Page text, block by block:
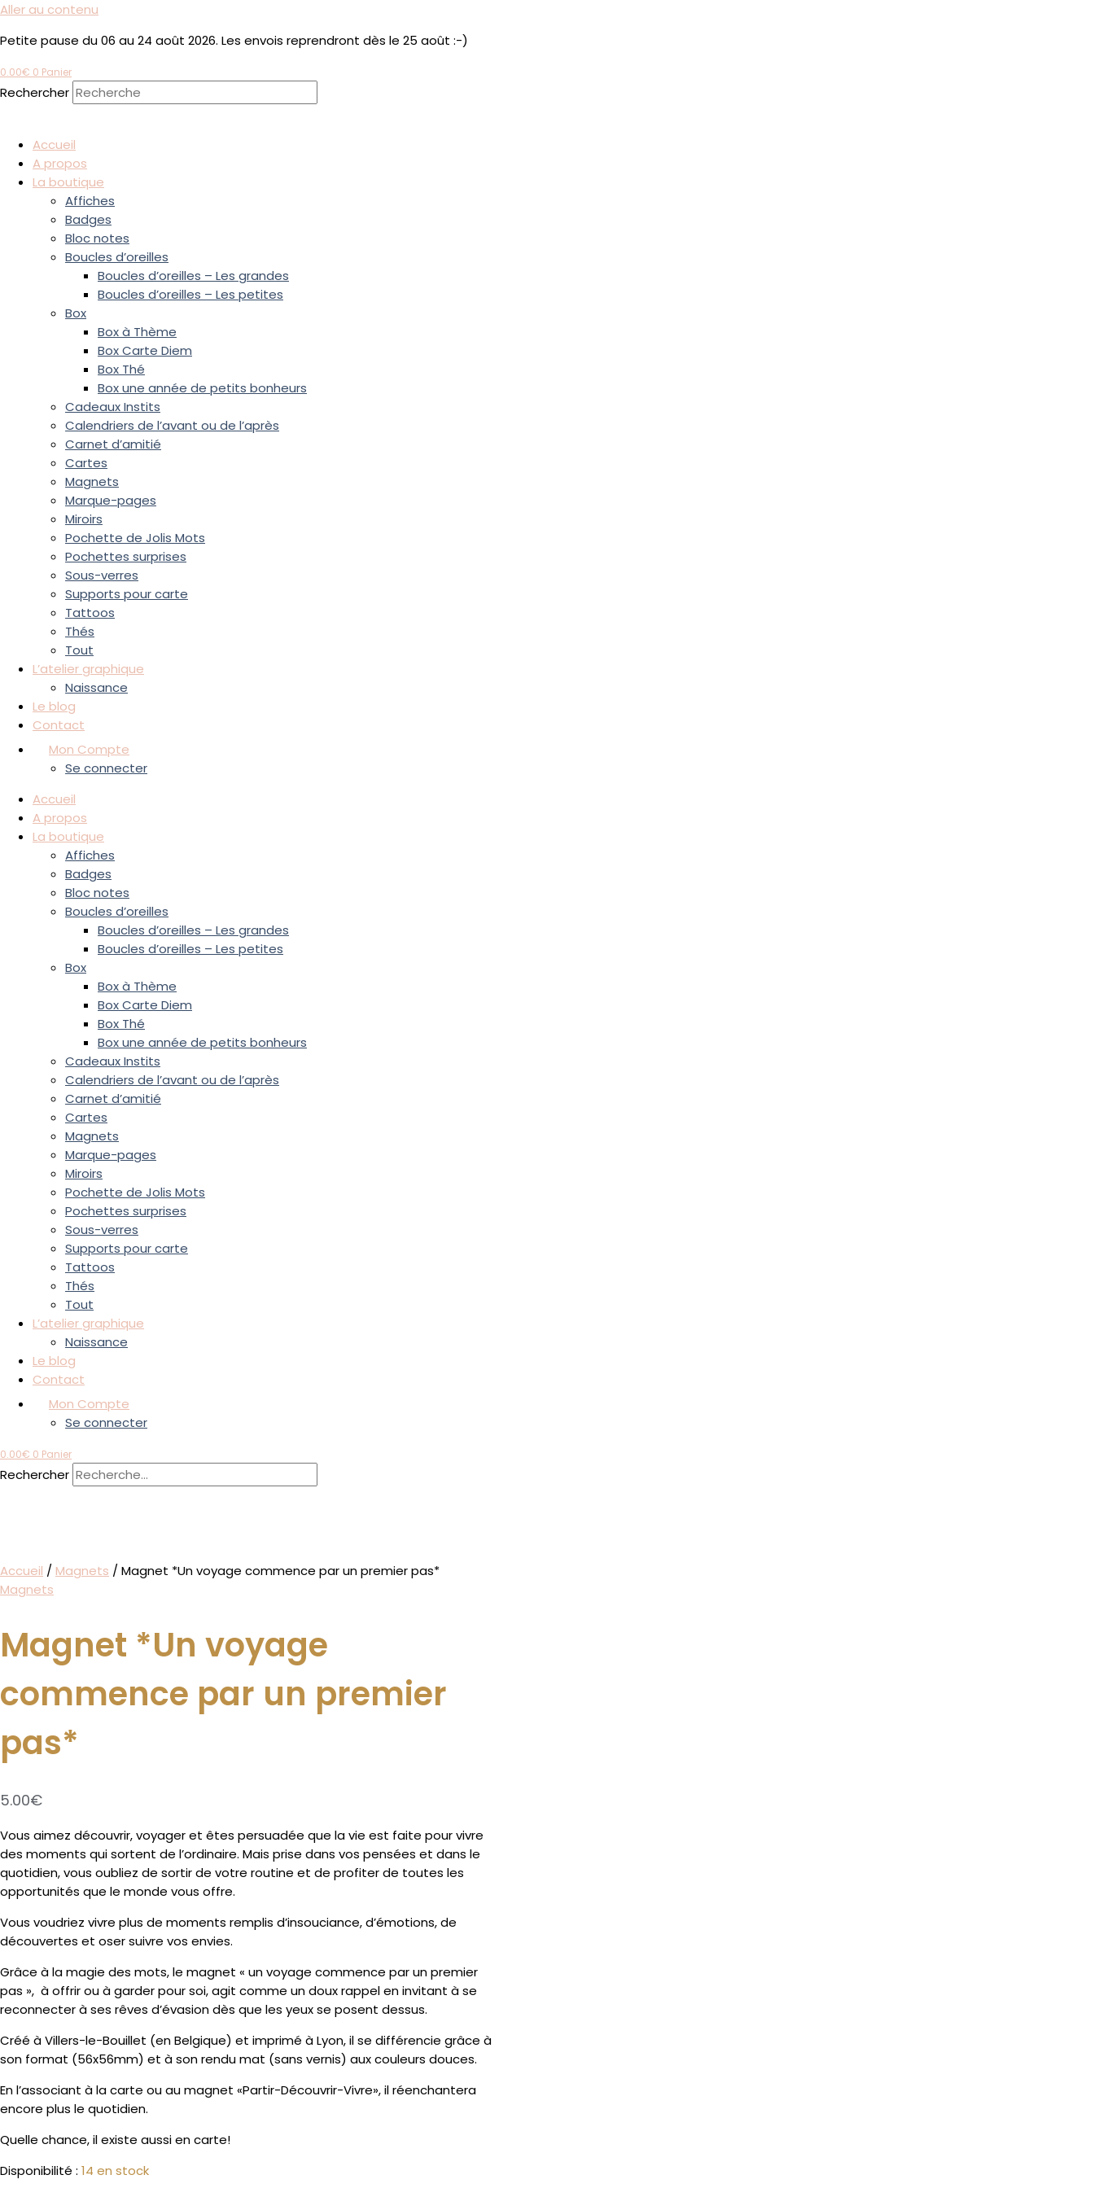
Aller au contenu
Petite pause du 06 au 24 août 2026. Les envois reprendront dès le 25 août :-)
0.00€ 0 Panier
Rechercher
Accueil
A propos
La boutique
Affiches
Badges
Bloc notes
Boucles d’oreilles
Boucles d’oreilles – Les grandes
Boucles d’oreilles – Les petites
Box
Box à Thème
Box Carte Diem
Box Thé
Box une année de petits bonheurs
Cadeaux Instits
Calendriers de l’avant ou de l’après
Carnet d’amitié
Cartes
Magnets
Marque-pages
Miroirs
Pochette de Jolis Mots
Pochettes surprises
Sous-verres
Supports pour carte
Tattoos
Thés
Tout
L’atelier graphique
Naissance
Le blog
Contact
Mon Compte
Se connecter
Accueil
A propos
La boutique
Affiches
Badges
Bloc notes
Boucles d’oreilles
Boucles d’oreilles – Les grandes
Boucles d’oreilles – Les petites
Box
Box à Thème
Box Carte Diem
Box Thé
Box une année de petits bonheurs
Cadeaux Instits
Calendriers de l’avant ou de l’après
Carnet d’amitié
Cartes
Magnets
Marque-pages
Miroirs
Pochette de Jolis Mots
Pochettes surprises
Sous-verres
Supports pour carte
Tattoos
Thés
Tout
L’atelier graphique
Naissance
Le blog
Contact
Mon Compte
Se connecter
0.00€ 0 Panier
Rechercher
Accueil / Magnets / Magnet *Un voyage commence par un premier pas*
Magnets
Magnet *Un voyage
commence par un premier
pas*
5.00€
Vous aimez découvrir, voyager et êtes persuadée que la vie est faite pour vivre
des moments qui sortent de l’ordinaire. Mais prise dans vos pensées et dans le
quotidien, vous oubliez de sortir de votre routine et de profiter de toutes les
opportunités que le monde vous offre.
Vous voudriez vivre plus de moments remplis d’insouciance, d’émotions, de
découvertes et oser suivre vos envies.
Grâce à la magie des mots, le magnet « un voyage commence par un premier
pas », à offrir ou à garder pour soi, agit comme un doux rappel en invitant à se
reconnecter à ses rêves d’évasion dès que les yeux se posent dessus.
Créé à Villers-le-Bouillet (en Belgique) et imprimé à Lyon, il se différencie grâce à
son format (56x56mm) et à son rendu mat (sans vernis) aux couleurs douces.
En l’associant à la carte ou au magnet «Partir-Découvrir-Vivre», il réenchantera
encore plus le quotidien.
Quelle chance, il existe aussi en carte!
Disponibilité : 14 en stock